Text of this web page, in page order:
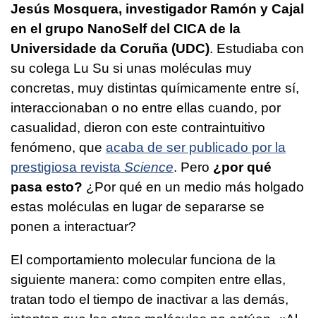
Jesús Mosquera, investigador Ramón y Cajal
en el grupo NanoSelf del CICA de la
Universidade da Coruña (UDC). Estudiaba con
su colega Lu Su si unas moléculas muy
concretas, muy distintas químicamente entre sí,
interaccionaban o no entre ellas cuando, por
casualidad, dieron con este contraintuitivo
fenómeno, que acaba de ser publicado por la
prestigiosa revista Science. Pero ¿por qué
pasa esto? ¿Por qué en un medio más holgado
estas moléculas en lugar de separarse se
ponen a interactuar?
El comportamiento molecular funciona de la
siguiente manera: como compiten entre ellas,
tratan todo el tiempo de inactivar a las demás,